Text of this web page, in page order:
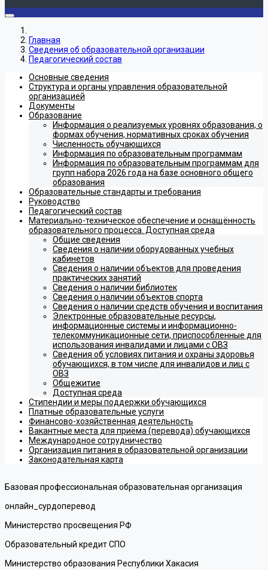
Главная
Сведения об образовательной организации
Педагогический состав
Основные сведения
Структура и органы управления образовательной
организацией
Документы
Образование
Информация о реализуемых уровнях образования, о
формах обучения, нормативных сроках обучения
Численность обучающихся
Информация по образовательным программам
Информация по образовательным программам для
групп набора 2026 года на базе основного общего
образования
Образовательные стандарты и требования
Руководство
Педагогический состав
Материально-техническое обеспечение и оснащённость
образовательного процесса. Доступная среда
Общие сведения
Сведения о наличии оборудованных учебных
кабинетов
Сведения о наличии объектов для проведения
практических занятий
Сведения о наличии библиотек
Сведения о наличии объектов спорта
Сведения о наличии средств обучения и воспитания
Электронные образовательные ресурсы,
информационные системы и информационно-
телекоммуникационные сети, приспособленные для
использования инвалидами и лицами с ОВЗ
Сведения об условиях питания и охраны здоровья
обучающихся, в том числе для инвалидов и лиц с
ОВЗ
Общежитие
Доступная среда
Стипендии и меры поддержки обучающихся
Платные образовательные услуги
Финансово-хозяйственная деятельность
Вакантные места для приёма (перевода) обучающихся
Международное сотрудничество
Организация питания в образовательной организации
Законодательная карта
Базовая профессиональная образовательная организация
онлайн_сурдоперевод
Министерство просвещения РФ
Образовательный кредит СПО
Министерство образования Республики Хакасия